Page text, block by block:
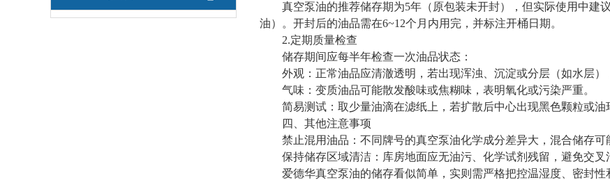
真空泵油的推荐储存期为​​5年（原包装未开封）​​，但实际使用中建
油）。开封后的油品需在​​6~12个月内用完​​，并标注开桶日期。
2.​​定期质量检查
​​储存期间应每半年检查一次油品状态：
外观​​：正常油品应清澈透明，若出现浑浊、沉淀或分层（如水层）
​​气味​​：变质油品可能散发酸味或焦糊味，表明氧化或污染严重。
简易测试​​：取少量油滴在滤纸上，若扩散后中心出现黑色颗粒或油
​​四、其他注意事项​​
禁止混用油品​​：不同牌号的真空泵油化学成分差异大，混合储存可
保持储存区域清洁​​：库房地面应无油污、化学试剂残留，避免交叉
爱德华真空泵油的储存看似简单，实则需严格把控温湿度、密封性